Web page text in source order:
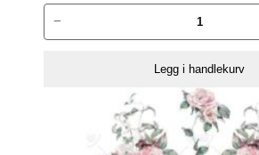
Colored
−
Legg i handlekurv